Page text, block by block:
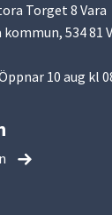
Torget 8 Vara
534 81
10 aug kl